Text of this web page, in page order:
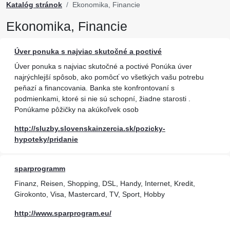
Katalóg stránok Ekonomika, Financie
Ekonomika, Financie
Úver ponuka s najviac skutočné a poctivé
Úver ponuka s najviac skutočné a poctivé Ponúka úver
najrýchlejší spôsob, ako pomôcť vo všetkých vašu potrebu
peňazí a financovania. Banka ste konfrontovaní s
podmienkami, ktoré si nie sú schopní, žiadne starosti .
Ponúkame pôžičky na akúkoľvek osob
http://sluzby.slovenskainzercia.sk/pozicky-
hypoteky/pridanie
sparprogramm
Finanz, Reisen, Shopping, DSL, Handy, Internet, Kredit,
Girokonto, Visa, Mastercard, TV, Sport, Hobby
http://www.sparprogram.eu/